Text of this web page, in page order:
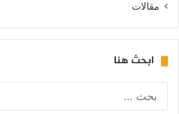
مقالات
ابحث هنا